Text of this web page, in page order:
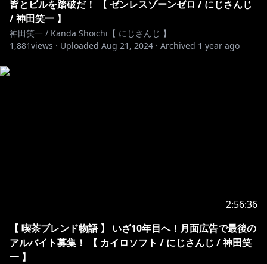
皆とビルを踏破だ！ 【 ゼンレスゾーンゼロ / にじさんじ
/ 神田笑一 】
神田笑一 / Kanda Shoichi【 にじさんじ 】
1,881views · Uploaded Aug 21, 2024 · Archived 1 year ago
2:56:36
【 喫茶ブレンド物語 】 いざ10年目へ！月面広告で最後の
アルバイト募集！ 【 カイロソフト / にじさんじ / 神田笑
一 】